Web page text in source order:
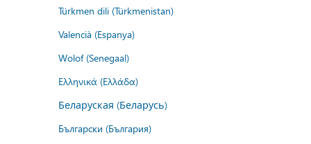
Türkmen dili (Türkmenistan)
Valencià (Espanya)
Wolof (Senegaal)
Ελληνικά (Ελλάδα)
Беларуская (Беларусь)
Български (България)